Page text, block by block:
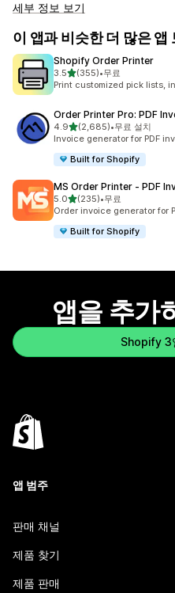
세부 정보 보기
이 앱과 비슷한 더 많은 앱
Shopify Order Printer
3.5별 5개 중
(355)
총 리뷰 355개
•무료
Print customized pick lists,
Order Printer Pro: PDF
4.9별 5개 중
(2,685)
총 리뷰 2685개
•무료 설치
Invoice generator for PDF
Built for Shopify
MS Order Printer ‑ PDF
5.0별 5개 중
(235)
총 리뷰 235개
•무료
Order invoice generator for
Built for Shopify
앱을 추가
Shopify 3
앱 범주
판매 채널
제품 찾기
제품 판매